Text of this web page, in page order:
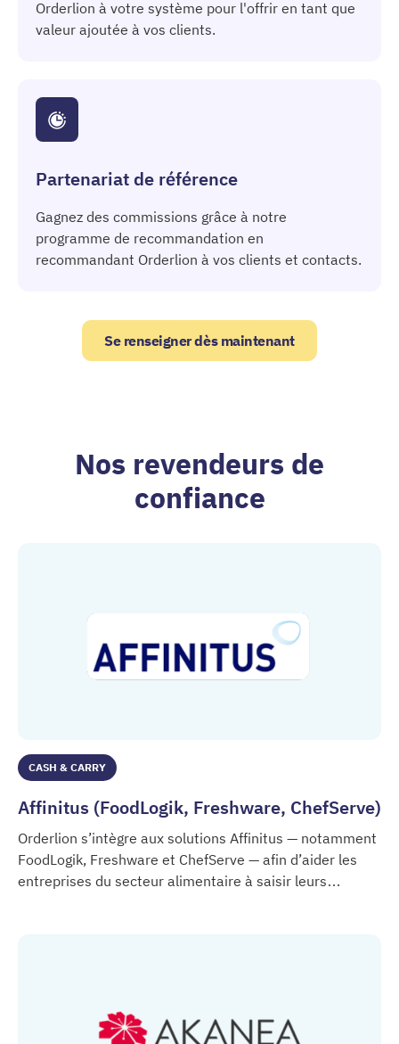
Orderlion à votre système pour l'offrir en tant que
valeur ajoutée à vos clients.
Partenariat de référence
Gagnez des commissions grâce à notre
programme de recommandation en
recommandant Orderlion à vos clients et contacts.
Se renseigner dès maintenant
Nos revendeurs de
confiance
CASH & CARRY
Affinitus (FoodLogik, Freshware, ChefServe)
Orderlion s’intègre aux solutions Affinitus — notamment
FoodLogik, Freshware et ChefServe — afin d’aider les
entreprises du secteur alimentaire à saisir leurs